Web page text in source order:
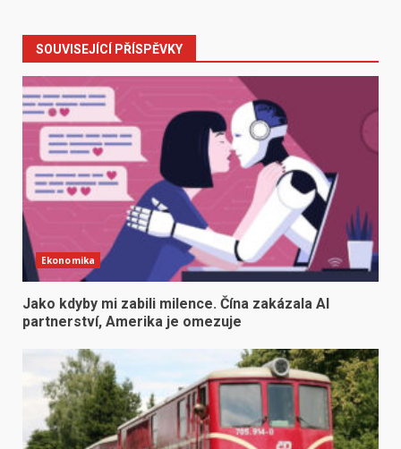
SOUVISEJÍCÍ PŘÍSPĚVKY
Ekonomika
Jako kdyby mi zabili milence. Čína zakázala AI
partnerství, Amerika je omezuje